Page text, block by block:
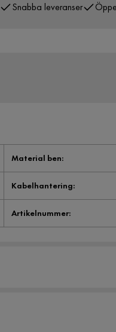
Snabba leveranser
Material ben:
Kabelhantering:
Artikelnummer: